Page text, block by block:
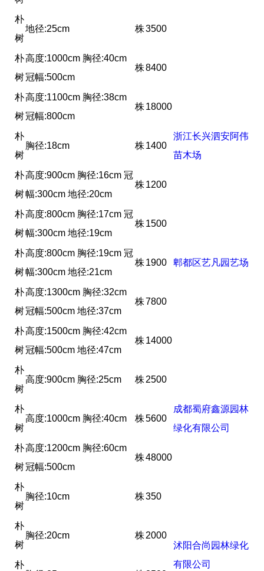
朴
树
地径:25cm 株3500
朴
树
高度:1000cm 胸径:40cm
冠幅:500cm
株8400
朴
树
高度:1100cm 胸径:38cm
冠幅:800cm
株18000
朴
树
胸径:18cm 株1400
浙江长兴泗安阿伟
苗木场
朴
树
高度:900cm 胸径:16cm 冠
幅:300cm 地径:20cm
株1200
郫都区艺凡园艺场
朴
树
高度:800cm 胸径:17cm 冠
幅:300cm 地径:19cm
株1500
朴
树
高度:800cm 胸径:19cm 冠
幅:300cm 地径:21cm
株1900
朴
树
高度:1300cm 胸径:32cm
冠幅:500cm 地径:37cm
株7800
朴
树
高度:1500cm 胸径:42cm
冠幅:500cm 地径:47cm
株14000
朴
树
高度:900cm 胸径:25cm 株2500
成都蜀府鑫源园林
绿化有限公司
朴
树
高度:1000cm 胸径:40cm 株5600
朴
树
高度:1200cm 胸径:60cm
冠幅:500cm
株48000
朴
树
胸径:10cm 株350
沭阳合尚园林绿化
有限公司
朴
树
胸径:20cm 株2000
朴